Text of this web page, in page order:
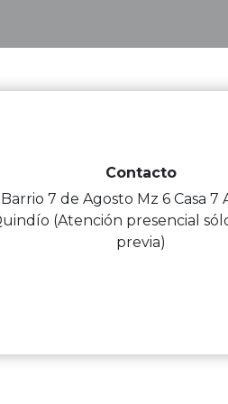
Contacto
7 de Agosto Mz 6 Casa 7
(Atención presencial
previa)